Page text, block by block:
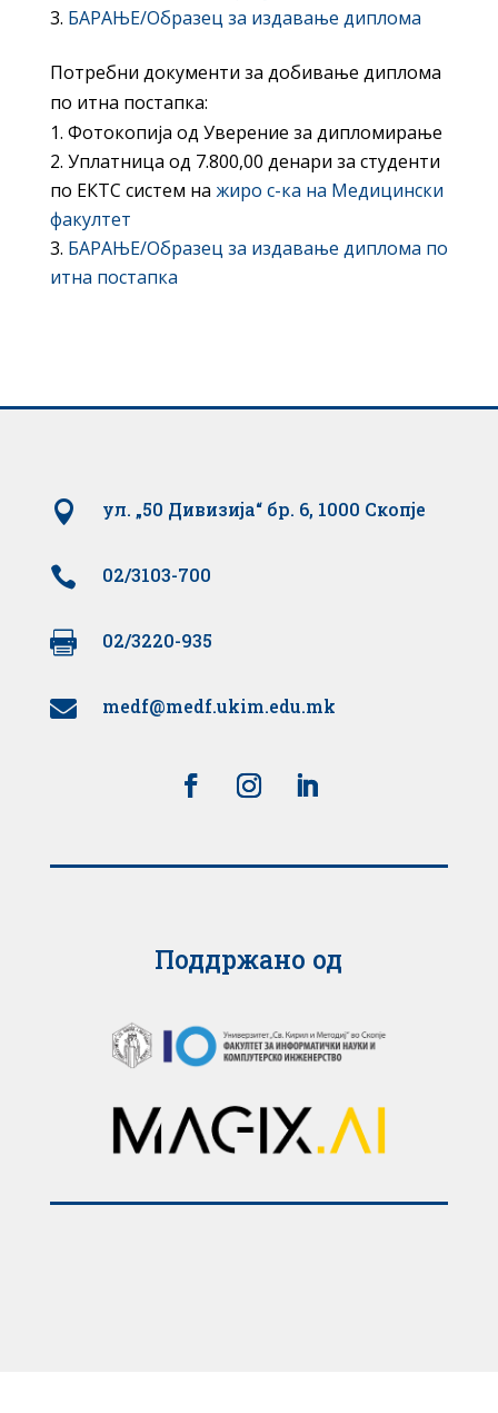
БАРАЊЕ/Образец за издавање диплома
Потребни документи за добивање диплома
по итна постапка:
Фотокопија од Уверение за дипломирање
Уплатница од 7.800,00 денари за студенти
по ЕКТС систем на жиро с-ка на Медицински
факултет
БАРАЊЕ/Образец за издавање диплома по
итна постапка
 ул. „50 Дивизија“ бр. 6, 1000 Скопје
 02/3103-700
 02/3220-935
 medf@medf.ukim.edu.mk
Поддржано од